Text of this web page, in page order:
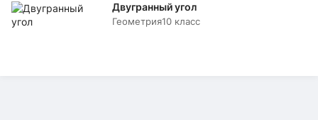
Двугранный угол
Геометрия10 класс